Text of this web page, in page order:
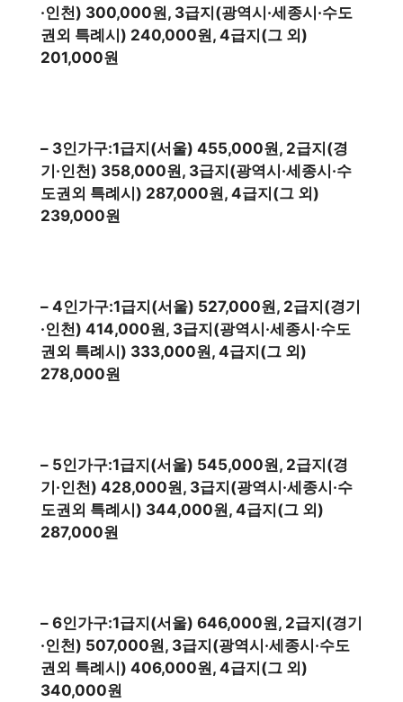
·인천) 300,000원, 3급지(광역시·세종시·수도
권외 특례시) 240,000원, 4급지(그 외)
201,000원
– 3인가구:1급지(서울) 455,000원, 2급지(경
기·인천) 358,000원, 3급지(광역시·세종시·수
도권외 특례시) 287,000원, 4급지(그 외)
239,000원
– 4인가구:1급지(서울) 527,000원, 2급지(경기
·인천) 414,000원, 3급지(광역시·세종시·수도
권외 특례시) 333,000원, 4급지(그 외)
278,000원
– 5인가구:1급지(서울) 545,000원, 2급지(경
기·인천) 428,000원, 3급지(광역시·세종시·수
도권외 특례시) 344,000원, 4급지(그 외)
287,000원
– 6인가구:1급지(서울) 646,000원, 2급지(경기
·인천) 507,000원, 3급지(광역시·세종시·수도
권외 특례시) 406,000원, 4급지(그 외)
340,000원